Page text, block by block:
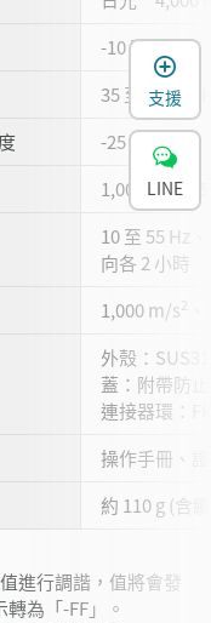
-10 至 +50
35 至 85 %
-25 至 +75
1,000 VAC
10 至 55 Hz
向各 2 小時
1,000 m/s
外殼：
蓋：附帶防
連接器環：
操作手冊、
約 110 g (
進行調諧，值將會發
為「-FF」。
支援
LINE